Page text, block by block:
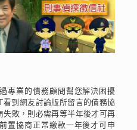
專業的債務顧問幫您解決困擾
到網友討論版所留言的債務協
敗，則必需再等半年後才可再
置協商正常繳款一年後才可申